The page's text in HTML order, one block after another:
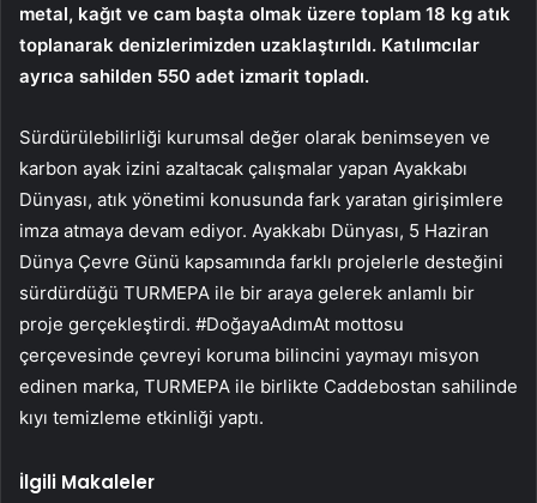
metal, kağıt ve cam başta olmak üzere toplam 18 kg atık
toplanarak denizlerimizden uzaklaştırıldı. Katılımcılar
ayrıca sahilden 550 adet izmarit topladı.
Sürdürülebilirliği kurumsal değer olarak benimseyen ve
karbon ayak izini azaltacak çalışmalar yapan Ayakkabı
Dünyası, atık yönetimi konusunda fark yaratan girişimlere
imza atmaya devam ediyor. Ayakkabı Dünyası, 5 Haziran
Dünya Çevre Günü kapsamında farklı projelerle desteğini
sürdürdüğü TURMEPA ile bir araya gelerek anlamlı bir
proje gerçekleştirdi. #DoğayaAdımAt mottosu
çerçevesinde çevreyi koruma bilincini yaymayı misyon
edinen marka, TURMEPA ile birlikte Caddebostan sahilinde
kıyı temizleme etkinliği yaptı.
İlgili Makaleler